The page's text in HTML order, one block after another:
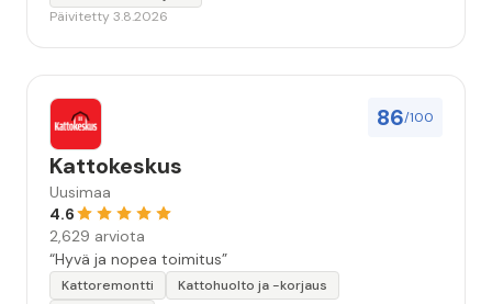
Päivitetty 3.8.2026
86/100
Kattokeskus
Uusimaa
4.6
2,629 arviota
“Hyvä ja nopea toimitus”
Kattoremontti
Kattohuolto ja -korjaus